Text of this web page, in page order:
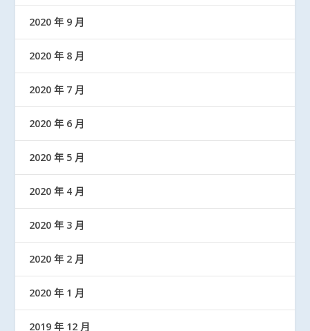
2020 年 9 月
2020 年 8 月
2020 年 7 月
2020 年 6 月
2020 年 5 月
2020 年 4 月
2020 年 3 月
2020 年 2 月
2020 年 1 月
2019 年 12 月